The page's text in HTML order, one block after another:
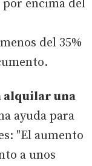
encima del
del 35%
alquilar una
ayuda para
"El aumento
a unos